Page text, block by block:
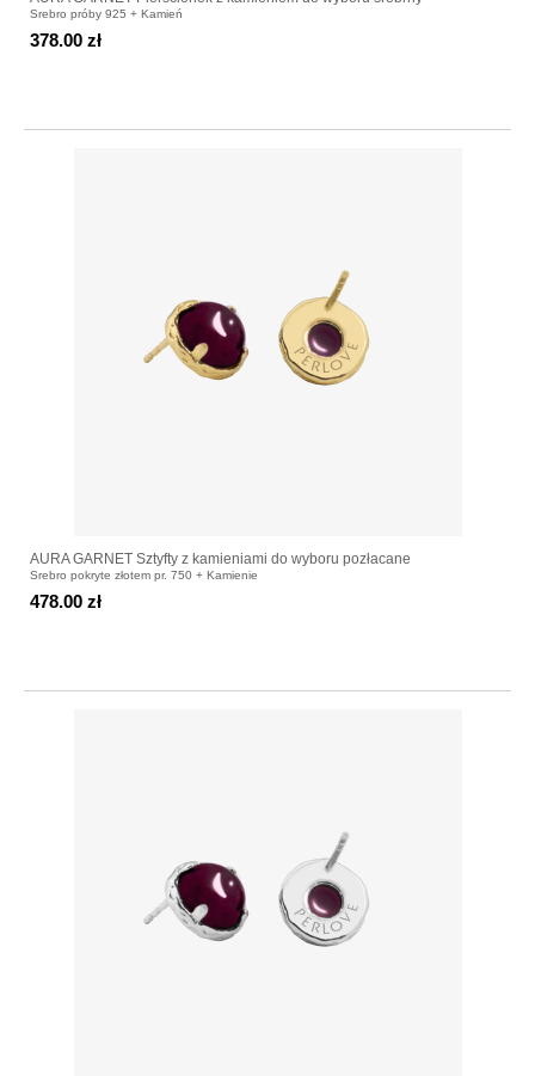
Srebro próby 925 + Kamień
378.00 zł
AURA GARNET Sztyfty z kamieniami do wyboru pozłacane
Srebro pokryte złotem pr. 750 + Kamienie
478.00 zł